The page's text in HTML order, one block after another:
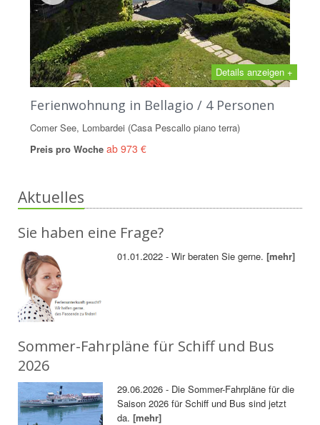
Details anzeigen +
Ferienwohnung in Bellagio / 4 Personen
Comer See, Lombardei (Casa Pescallo piano terra)
Preis pro Woche ab 973 €
Aktuelles
Sie haben eine Frage?
01.01.2022 - Wir beraten Sie gerne.[mehr]
Sommer-Fahrpläne für Schiff und Bus
2026
29.06.2026 - Die Sommer-Fahrpläne für die
Saison 2026 für Schiff und Bus sind jetzt
da.[mehr]